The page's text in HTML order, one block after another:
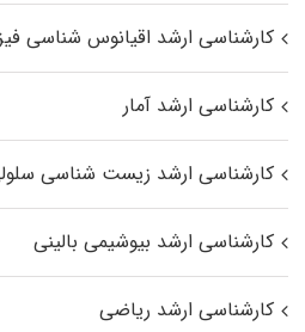
کارشناسی ارشد اقیانوس‌ شناسی
کارشناسی ارشد آمار
کارشناسی ارشد زیست شناسی
کارشناسی ارشد بیوشیمی بالینی
کارشناسی ارشد ریاضی